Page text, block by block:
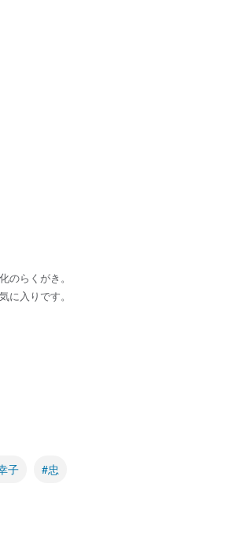
のらくがき。
に入りです。
子 #忠